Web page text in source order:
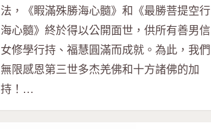
法，《睱滿殊勝海心髓》和《最勝菩提空行
海心髓》終於得以公開面世，供所有善男信
女修學行持、福慧圓滿而成就。為此，我們
無限感恩第三世多杰羌佛和十方諸佛的加
持！…